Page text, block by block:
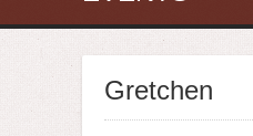
Gretchen